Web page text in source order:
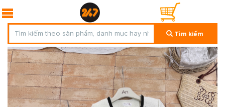
Tìm kiếm